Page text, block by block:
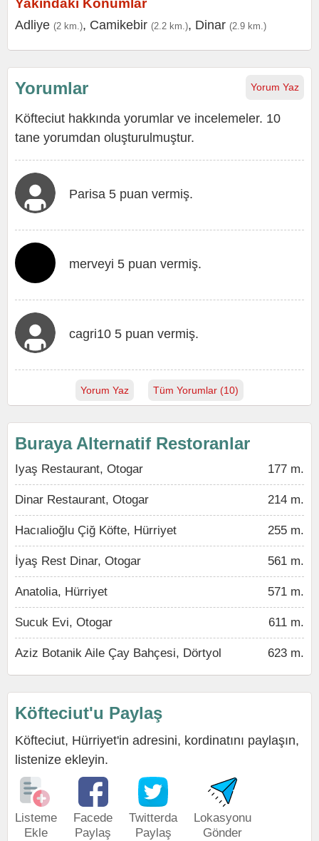
Yakındaki Konumlar
Adliye (2 km.), Camikebir (2.2 km.), Dinar (2.9 km.)
Yorum Yaz
Yorumlar
Köfteciut hakkında yorumlar ve incelemeler. 10
tane yorumdan oluşturulmuştur.
Parisa 5 puan vermiş.
merveyi 5 puan vermiş.
cagri10 5 puan vermiş.
Yorum Yaz Tüm Yorumlar (10)
Buraya Alternatif Restoranlar
Iyaş Restaurant, Otogar 177 m.
Dinar Restaurant, Otogar 214 m.
Hacıalioğlu Çiğ Köfte, Hürriyet 255 m.
İyaş Rest Dinar, Otogar 561 m.
Anatolia, Hürriyet 571 m.
Sucuk Evi, Otogar 611 m.
Aziz Botanik Aile Çay Bahçesi, Dörtyol 623 m.
Köfteciut'u Paylaş
Köfteciut, Hürriyet'in adresini, kordinatını paylaşın,
listenize ekleyin.
Listeme
Ekle
Facede
Paylaş
Twitterda
Paylaş
Lokasyonu
Gönder